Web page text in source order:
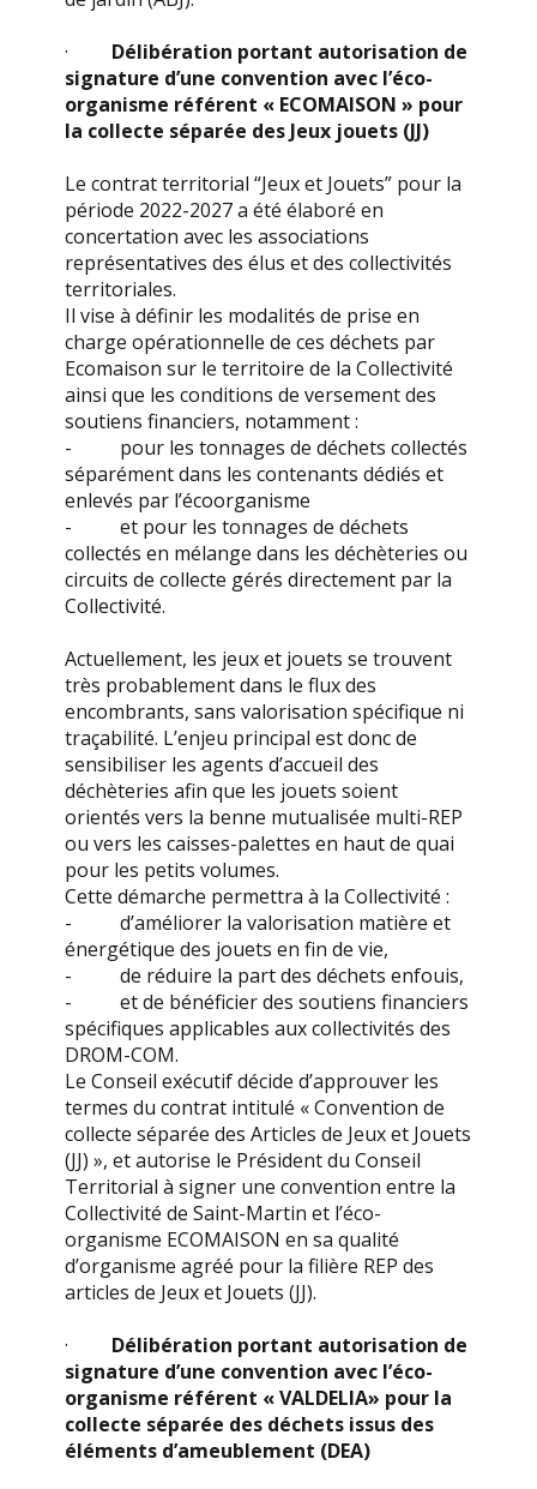
· Délibération portant autorisation de
signature d’une convention avec l’éco-
organisme référent « ECOMAISON » pour
la collecte séparée des Jeux jouets (JJ)
Le contrat territorial “Jeux et Jouets” pour la
période 2022-2027 a été élaboré en
concertation avec les associations
représentatives des élus et des collectivités
territoriales.
Il vise à définir les modalités de prise en
charge opérationnelle de ces déchets par
Ecomaison sur le territoire de la Collectivité
ainsi que les conditions de versement des
soutiens financiers, notamment :
- pour les tonnages de déchets collectés
séparément dans les contenants dédiés et
enlevés par l’écoorganisme
- et pour les tonnages de déchets
collectés en mélange dans les déchèteries ou
circuits de collecte gérés directement par la
Collectivité.
Actuellement, les jeux et jouets se trouvent
très probablement dans le flux des
encombrants, sans valorisation spécifique ni
traçabilité. L’enjeu principal est donc de
sensibiliser les agents d’accueil des
déchèteries afin que les jouets soient
orientés vers la benne mutualisée multi-REP
ou vers les caisses-palettes en haut de quai
pour les petits volumes.
Cette démarche permettra à la Collectivité :
- d’améliorer la valorisation matière et
énergétique des jouets en fin de vie,
- de réduire la part des déchets enfouis,
- et de bénéficier des soutiens financiers
spécifiques applicables aux collectivités des
DROM-COM.
Le Conseil exécutif décide d’approuver les
termes du contrat intitulé « Convention de
collecte séparée des Articles de Jeux et Jouets
(JJ) », et autorise le Président du Conseil
Territorial à signer une convention entre la
Collectivité de Saint-Martin et l’éco-
organisme ECOMAISON en sa qualité
d’organisme agréé pour la filière REP des
articles de Jeux et Jouets (JJ).
· Délibération portant autorisation de
signature d’une convention avec l’éco-
organisme référent « VALDELIA» pour la
collecte séparée des déchets issus des
éléments d’ameublement (DEA)